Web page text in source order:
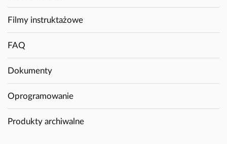
Filmy instruktażowe
FAQ
Dokumenty
Oprogramowanie
Produkty archiwalne